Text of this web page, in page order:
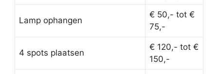
Lamp ophangen
€ 50,- tot €
75,-
4 spots plaatsen
€ 120,- tot €
150,-